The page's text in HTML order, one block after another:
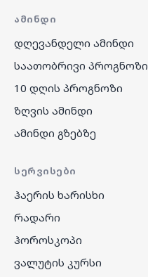
ᲐᲛᲘᲜᲓᲘ
დღევანდელი ამინდი
საათობრივი პროგნოზი
10 დღის პროგნოზი
ზღვის ამინდი
ამინდი გზებზე
ᲡᲔᲠᲕᲘᲡᲔᲑᲘ
ჰაერის ხარისხი
რადარი
ჰოროსკოპი
ვალუტის კურსი